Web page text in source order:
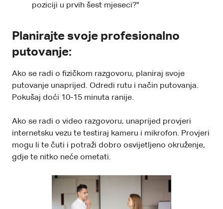
poziciji u prvih šest mjeseci?"
Planirajte svoje profesionalno
putovanje:
Ako se radi o fizičkom razgovoru, planiraj svoje
putovanje unaprijed. Odredi rutu i način putovanja.
Pokušaj doći 10-15 minuta ranije.
Ako se radi o video razgovoru, unaprijed provjeri
internetsku vezu te testiraj kameru i mikrofon. Provjeri
mogu li te čuti i potraži dobro osvijetljeno okruženje,
gdje te nitko neće ometati.